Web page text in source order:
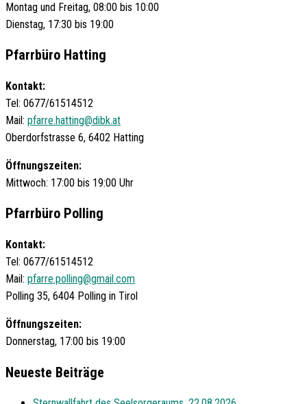
Montag und Freitag, 08:00 bis 10:00
Dienstag, 17:30 bis 19:00
Pfarrbüro Hatting
Kontakt:
Tel: 0677/61514512
Mail: pfarre.hatting@dibk.at
Oberdorfstrasse 6, 6402 Hatting
Öffnungszeiten:
Mittwoch: 17:00 bis 19:00 Uhr
Pfarrbüro Polling
Kontakt:
Tel: 0677/61514512
Mail: pfarre.polling@gmail.com
Polling 35, 6404 Polling in Tirol
Öffnungszeiten:
Donnerstag, 17:00 bis 19:00
Neueste Beiträge